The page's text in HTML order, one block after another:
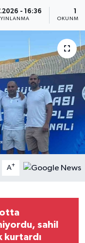
- 16:36
OKUNMA
A+
sahil
kurtardı